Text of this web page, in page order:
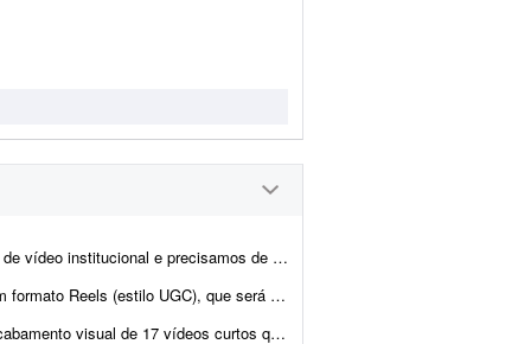
que dê conta de umas 3 frentes: - Trechos feitos com IA ...
como anúncio patrocinado no Instagram. O ...
na montagem de criativos para redes sociais. O material está organizado...